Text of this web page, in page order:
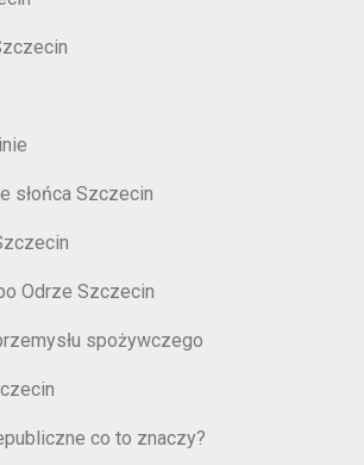
słońca Szczecin
Odrze Szczecin
spożywczego
co to znaczy?